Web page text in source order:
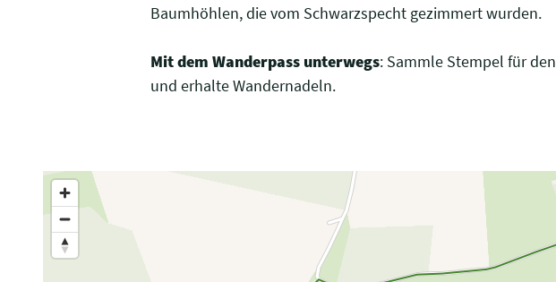
Baumhöhlen, die vom Schwarzspecht gezimmert wurden.
Mit dem Wanderpass unterwegs: Sammle Stempel für den
und erhalte Wandernadeln.